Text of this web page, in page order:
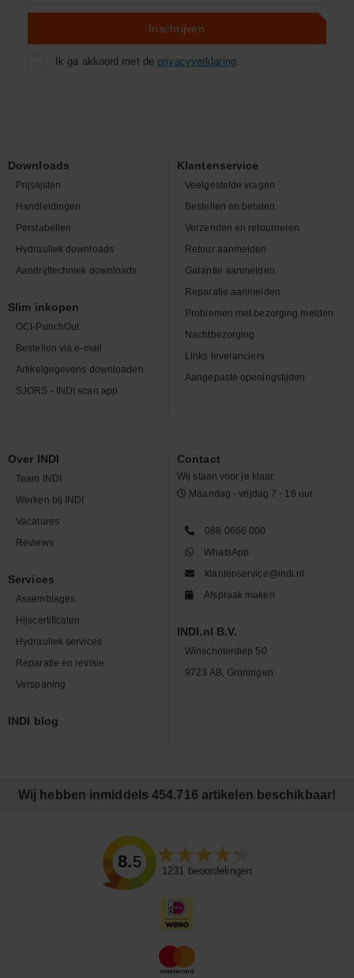
Inschrijven
Ik ga akkoord met de privacyverklaring.
Downloads
Prijslijsten
Handleidingen
Perstabellen
Hydrauliek downloads
Aandrijftechniek downloads
Slim inkopen
OCI-PunchOut
Bestellen via e-mail
Artikelgegevens downloaden
SJORS - INDI scan app
Klantenservice
Veelgestelde vragen
Bestellen en betalen
Verzenden en retourneren
Retour aanmelden
Garantie aanmelden
Reparatie aanmelden
Problemen met bezorging melden
Nachtbezorging
Links leveranciers
Aangepaste openingstijden
Over INDI
Team INDI
Werken bij INDI
Vacatures
Reviews
Services
Assemblages
Hijscertificaten
Hydrauliek services
Reparatie en revisie
Verspaning
INDI blog
Contact
Wij staan voor je klaar.
Maandag - vrijdag 7 - 18 uur
088 0666 000
WhatsApp
klantenservice@indi.nl
Afspraak maken
INDI.nl B.V.
Winschoterdiep 50
9723 AB, Groningen
Wij hebben inmiddels 454.716 artikelen beschikbaar!
8.5
1231 beoordelingen